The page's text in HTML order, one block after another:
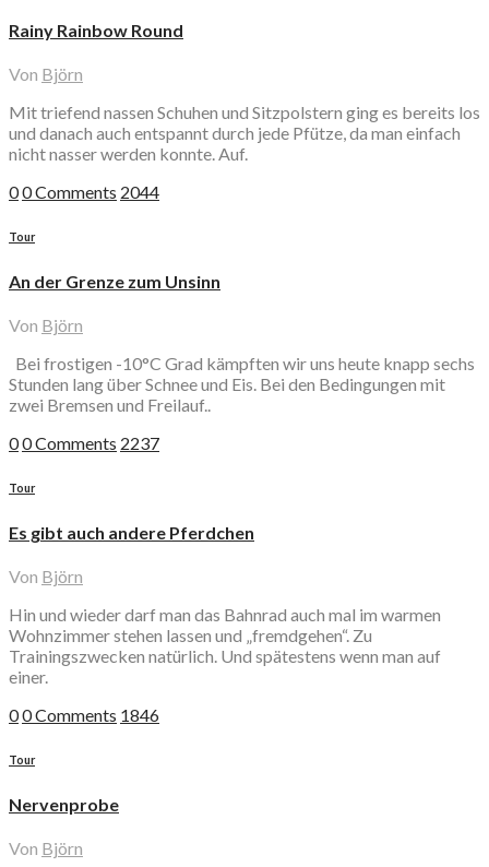
Rainy Rainbow Round
Von Björn
Mit triefend nassen Schuhen und Sitzpolstern ging es bereits los
und danach auch entspannt durch jede Pfütze, da man einfach
nicht nasser werden konnte. Auf.
00 Comments 2044
Tour
An der Grenze zum Unsinn
Von Björn
Bei frostigen -10°C Grad kämpften wir uns heute knapp sechs
Stunden lang über Schnee und Eis. Bei den Bedingungen mit
zwei Bremsen und Freilauf..
00 Comments 2237
Tour
Es gibt auch andere Pferdchen
Von Björn
Hin und wieder darf man das Bahnrad auch mal im warmen
Wohnzimmer stehen lassen und „fremdgehen“. Zu
Trainingszwecken natürlich. Und spätestens wenn man auf
einer.
00 Comments 1846
Tour
Nervenprobe
Von Björn